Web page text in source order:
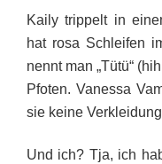
Kaily trippelt in
hat rosa Schleifen
nennt man „Tütü“
Pfoten. Vanessa
sie keine
Und ich? Tja, ich